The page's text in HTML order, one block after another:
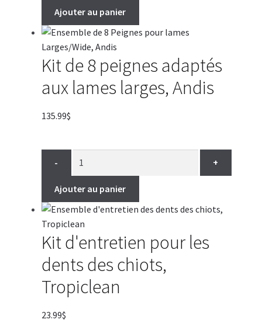
Ajouter au panier
Kit de 8 peignes adaptés
aux lames larges, Andis
135.99$
- +
Ajouter au panier
Kit d'entretien pour les
dents des chiots,
Tropiclean
23.99$